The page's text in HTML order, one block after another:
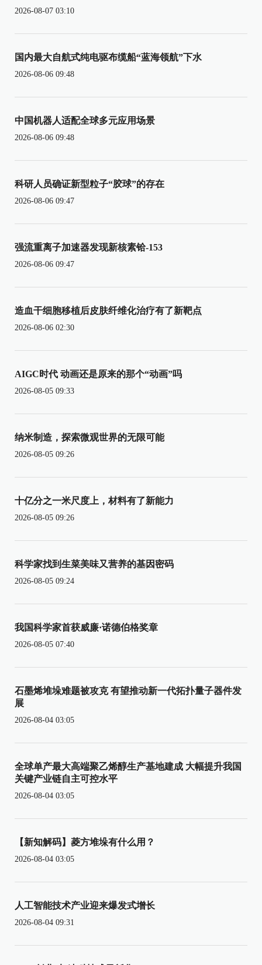
2026-08-07 03:10
国内最大自航式纯电驱布缆船“蓝海领航”下水
2026-08-06 09:48
中国机器人适配全球多元应用场景
2026-08-06 09:48
科研人员确证新型粒子“胶球”的存在
2026-08-06 09:47
强流重离子加速器发现新核素铪-153
2026-08-06 09:47
造血干细胞移植后皮肤纤维化治疗有了新靶点
2026-08-06 02:30
AIGC时代 动画还是原来的那个“动画”吗
2026-08-05 09:33
纳米制造，探索微观世界的无限可能
2026-08-05 09:26
十亿分之一米尺度上，材料有了新能力
2026-08-05 09:26
科学家找到生菜美味又营养的基因密码
2026-08-05 09:24
我国科学家首获威廉·诺德伯格奖章
2026-08-05 07:40
石墨烯堆垛难题被攻克 有望推动新一代拓扑量子器件发
展
2026-08-04 03:05
全球单产最大高端聚乙烯醇生产基地建成 大幅提升我国
关键产业链自主可控水平
2026-08-04 03:05
【新知解码】菱方堆垛有什么用？
2026-08-04 03:05
人工智能技术产业迎来爆发式增长
2026-08-04 09:31